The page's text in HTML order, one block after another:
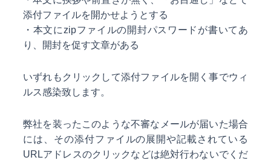
添付ファイルを開かせようとする
・本文にzipファイルの開封パスワードが書いてあ
り、開封を促す文章がある
いずれもクリックして添付ファイルを開く事でウィ
ルス感染致します。
弊社を装ったこのような不審なメールが届いた場合
には、その添付ファイルの展開や記載されている
URLアドレスのクリックなどは絶対行わないでくだ